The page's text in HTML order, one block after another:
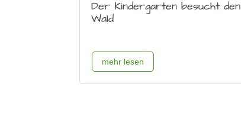
Der Kindergarten besucht den
Wald
mehr lesen